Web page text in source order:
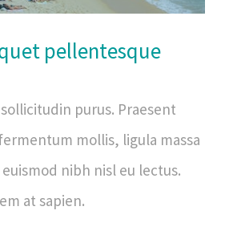
pellentesque
purus. Praesent
mollis, ligula massa
nibh nisl eu lectus.
at sapien.